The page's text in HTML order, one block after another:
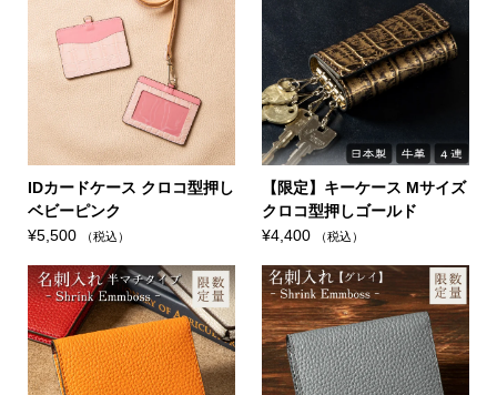
IDカードケース クロコ型押し
ベビーピンク
¥5,500 （税込）
【限定】キーケース Mサイズ
クロコ型押しゴールド
¥4,400 （税込）